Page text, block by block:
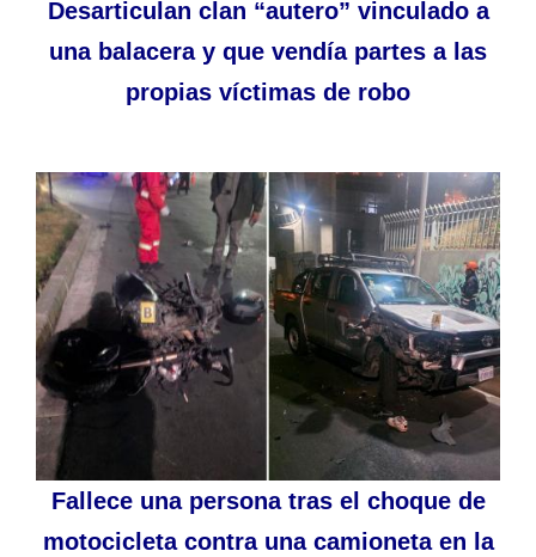
Desarticulan clan “autero” vinculado a
una balacera y que vendía partes a las
propias víctimas de robo
Fallece una persona tras el choque de
motocicleta contra una camioneta en la